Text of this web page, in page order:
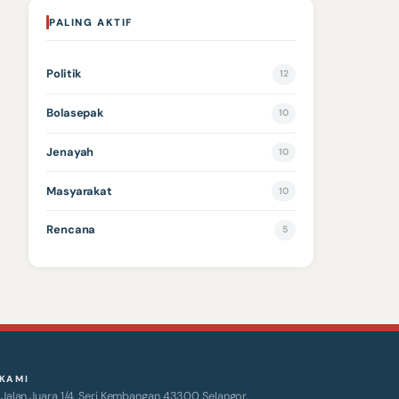
PALING AKTIF
Politik 12
Bolasepak 10
Jenayah 10
Masyarakat 10
Rencana 5
Juara 1/4, Seri Kembangan 43300 Selangor.